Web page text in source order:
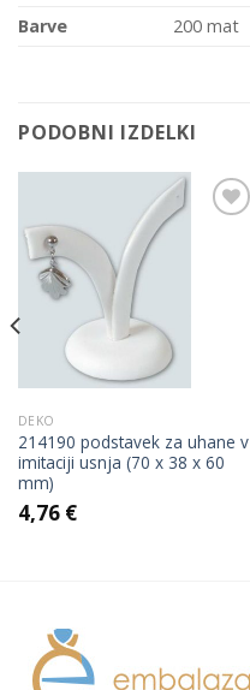
Barve
200 mat
PODOBNI IZDELKI
DEKO
214190 podstavek za uhane v
imitaciji usnja (70 x 38 x 60
mm)
4,76 €